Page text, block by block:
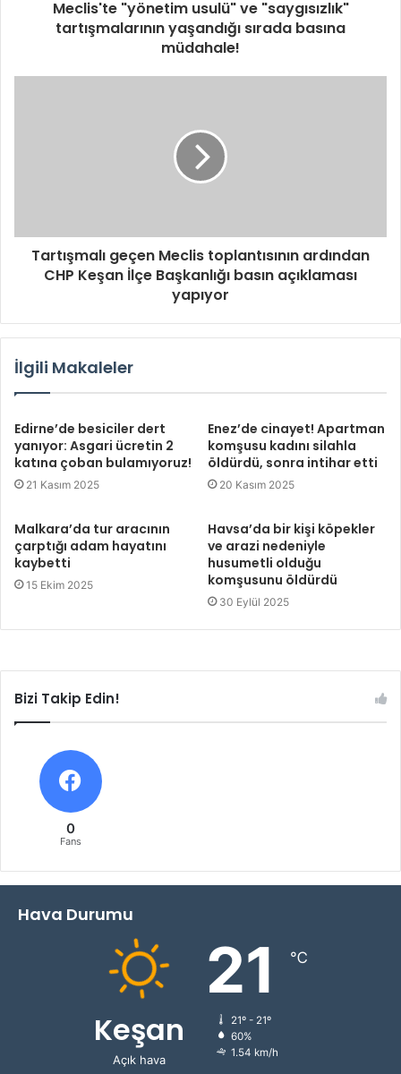
Meclis'te "yönetim usulü" ve "saygısızlık"
tartışmalarının yaşandığı sırada basına
müdahale!
Tartışmalı geçen Meclis toplantısının ardından
CHP Keşan İlçe Başkanlığı basın açıklaması
yapıyor
İlgili Makaleler
Edirne’de besiciler dert
yanıyor: Asgari ücretin 2
katına çoban bulamıyoruz!
21 Kasım 2025
Enez’de cinayet! Apartman
komşusu kadını silahla
öldürdü, sonra intihar etti
20 Kasım 2025
Malkara’da tur aracının
çarptığı adam hayatını
kaybetti
15 Ekim 2025
Havsa’da bir kişi köpekler
ve arazi nedeniyle
husumetli olduğu
komşusunu öldürdü
30 Eylül 2025
Bizi Takip Edin!
0
Fans
Hava Durumu
Keşan
Açık hava
21 ℃
21º - 21º
60%
1.54 km/h